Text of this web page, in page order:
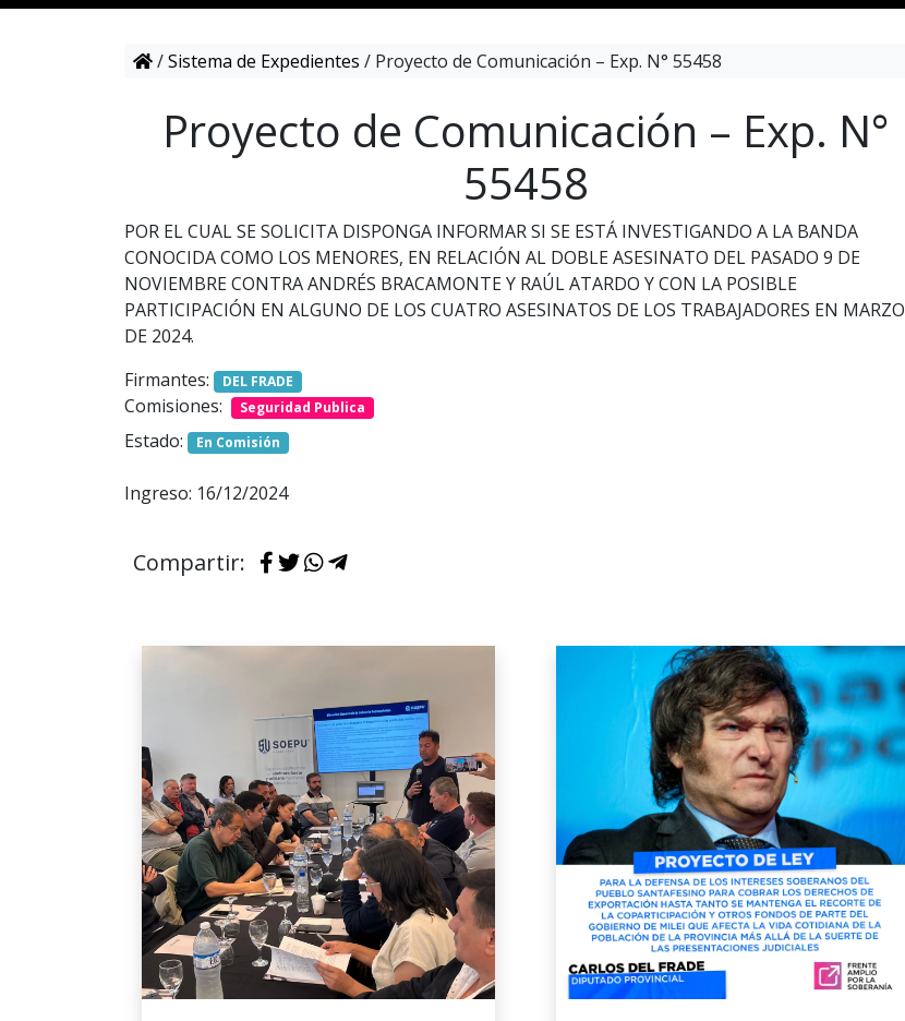
/Sistema de Expedientes / Proyecto de Comunicación – Exp. N° 55458
Proyecto de Comunicación – Exp. N°
55458
POR EL CUAL SE SOLICITA DISPONGA INFORMAR SI SE ESTÁ INVESTIGANDO A LA BANDA
CONOCIDA COMO LOS MENORES, EN RELACIÓN AL DOBLE ASESINATO DEL PASADO 9 DE
NOVIEMBRE CONTRA ANDRÉS BRACAMONTE Y RAÚL ATARDO Y CON LA POSIBLE
PARTICIPACIÓN EN ALGUNO DE LOS CUATRO ASESINATOS DE LOS TRABAJADORES EN MARZO
DE 2024.
Firmantes:
DEL FRADE
Comisiones: Seguridad Publica
Estado: En Comisión
Ingreso: 16/12/2024
Compartir: